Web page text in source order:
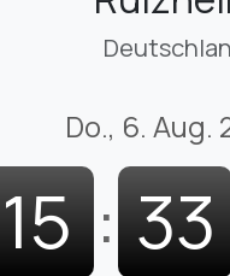
Do., 6. Aug.
15 : 33